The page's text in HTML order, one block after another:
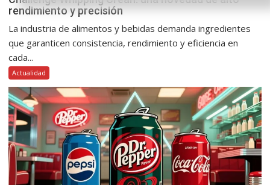
rendimiento y precisión
La industria de alimentos y bebidas demanda ingredientes
que garanticen consistencia, rendimiento y eficiencia en
cada...
Actualidad